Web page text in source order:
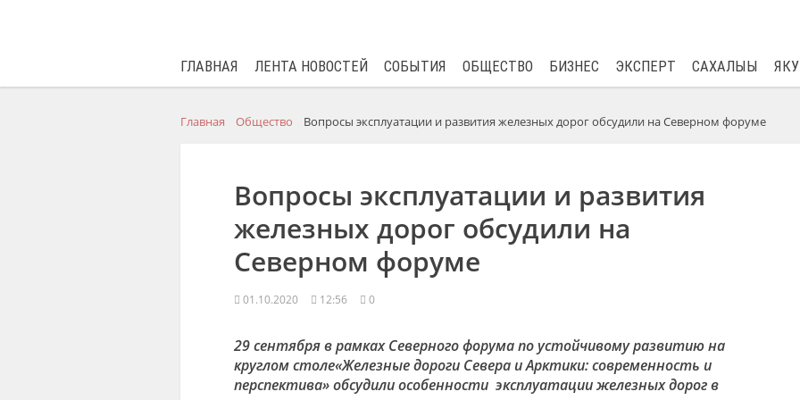
ГЛАВНАЯ ЛЕНТА НОВОСТЕЙ СОБЫТИЯ ОБЩЕСТВО БИЗНЕС ЭКСПЕРТ САХАЛЫЫ
Главная Общество Вопросы эксплуатации и развития железных дорог обсудили на Северном форуме
Вопросы эксплуатации и развития
железных дорог обсудили на
Северном форуме
01.10.2020 12:56 0
29 сентября в рамках Северного форума по устойчивому развитиюна
кругломстоле«Железные дороги Севера и Арктики: современность и
перспектива»обсудилиособенностиэксплуатации железных дорог в